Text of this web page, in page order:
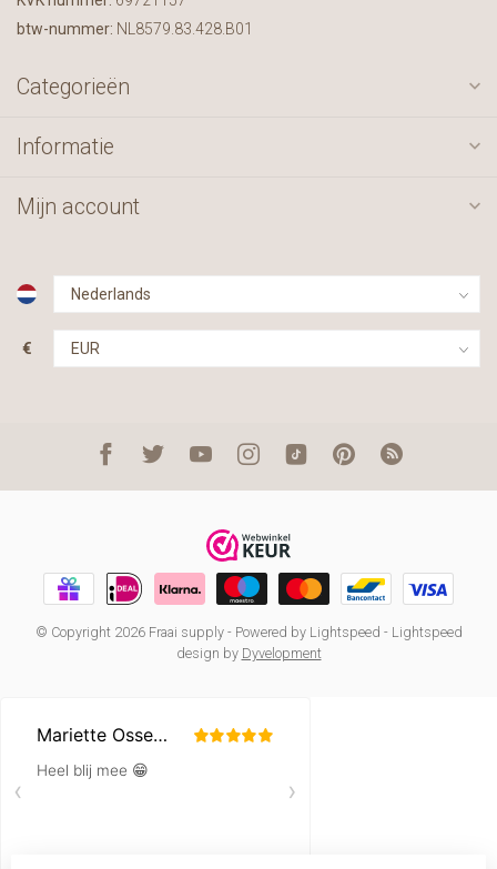
btw-nummer: NL8579.83.428.B01
Categorieën
Informatie
Mijn account
€
© Copyright 2026 Fraai supply- Powered by Lightspeed - Lightspeed
design by Dyvelopment